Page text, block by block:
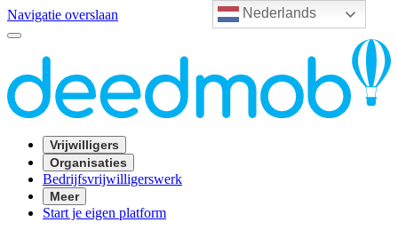
Nederlands
Navigatie overslaan
Vrijwilligers
Organisaties
Bedrijfsvrijwilligerswerk
Meer
Start je eigen platform